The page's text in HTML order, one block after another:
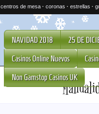
centros de mesa · coronas · estrellas ·
NAVIDAD 2018 25 DE
Casinos Online Nuevos
Non Gamstop Casinos UK